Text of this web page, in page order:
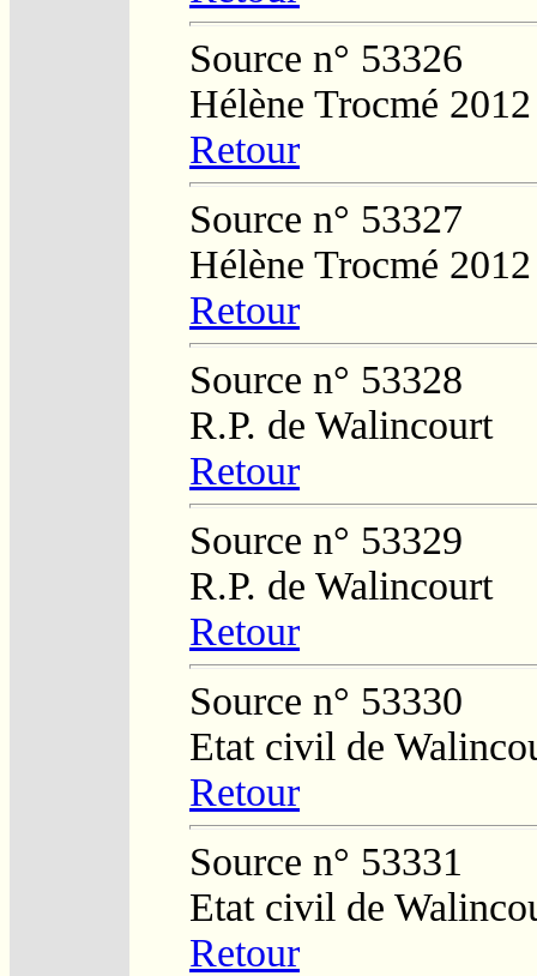
Source n° 53326
Hélène Trocmé 2012
Retour
Source n° 53327
Hélène Trocmé 2012
Retour
Source n° 53328
R.P. de Walincourt
Retour
Source n° 53329
R.P. de Walincourt
Retour
Source n° 53330
Etat civil de
Retour
Source n° 53331
Etat civil de
Retour